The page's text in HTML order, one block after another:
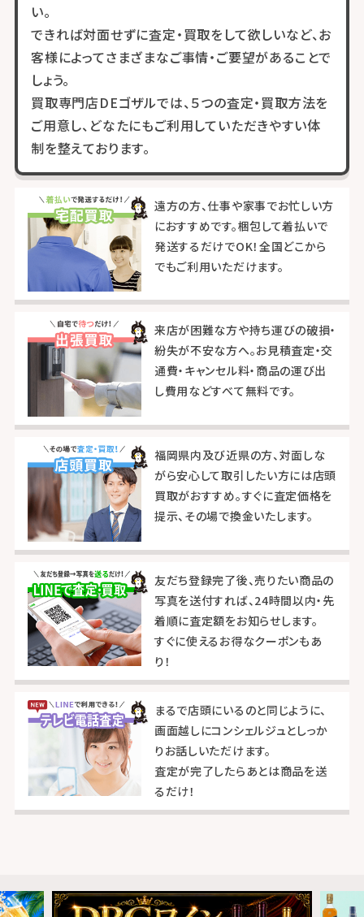
い。
できれば対面せずに査定・買取をして欲しいなど、お
客様によってさまざまなご事情・ご要望があることで
しょう。
買取専門店DEゴザルでは、５つの査定・買取方法を
ご用意し、どなたにもご利用していただきやすい体
制を整えております。
遠方の方、仕事や家事でお忙しい方
におすすめです。梱包して着払いで
発送するだけでOK！全国どこから
でもご利用いただけます。
来店が困難な方や持ち運びの破損・
紛失が不安な方へ。お見積査定・交
通費・キャンセル料・商品の運び出
し費用などすべて無料です。
福岡県内及び近県の方、対面しな
がら安心して取引したい方には店頭
買取がおすすめ。すぐに査定価格を
提示、その場で換金いたします。
友だち登録完了後、売りたい商品の
写真を送付すれば、24時間以内・先
着順に査定額をお知らせします。
すぐに使えるお得なクーポンもあ
り！
まるで店頭にいるのと同じように、
画面越しにコンシェルジュとしっか
りお話しいただけます。
査定が完了したらあとは商品を送
るだけ！